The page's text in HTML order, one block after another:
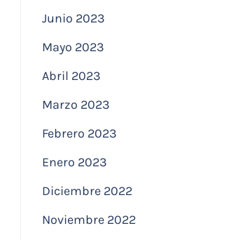
Junio 2023
Mayo 2023
Abril 2023
Marzo 2023
Febrero 2023
Enero 2023
Diciembre 2022
Noviembre 2022